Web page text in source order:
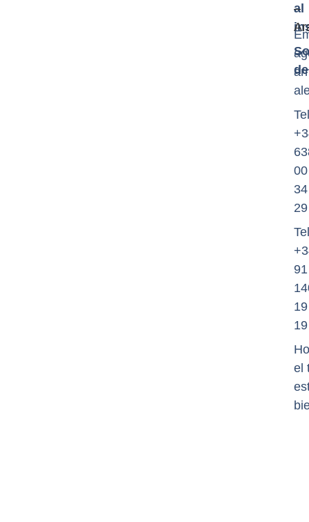
al
–
00
34
29
91
19
19
el